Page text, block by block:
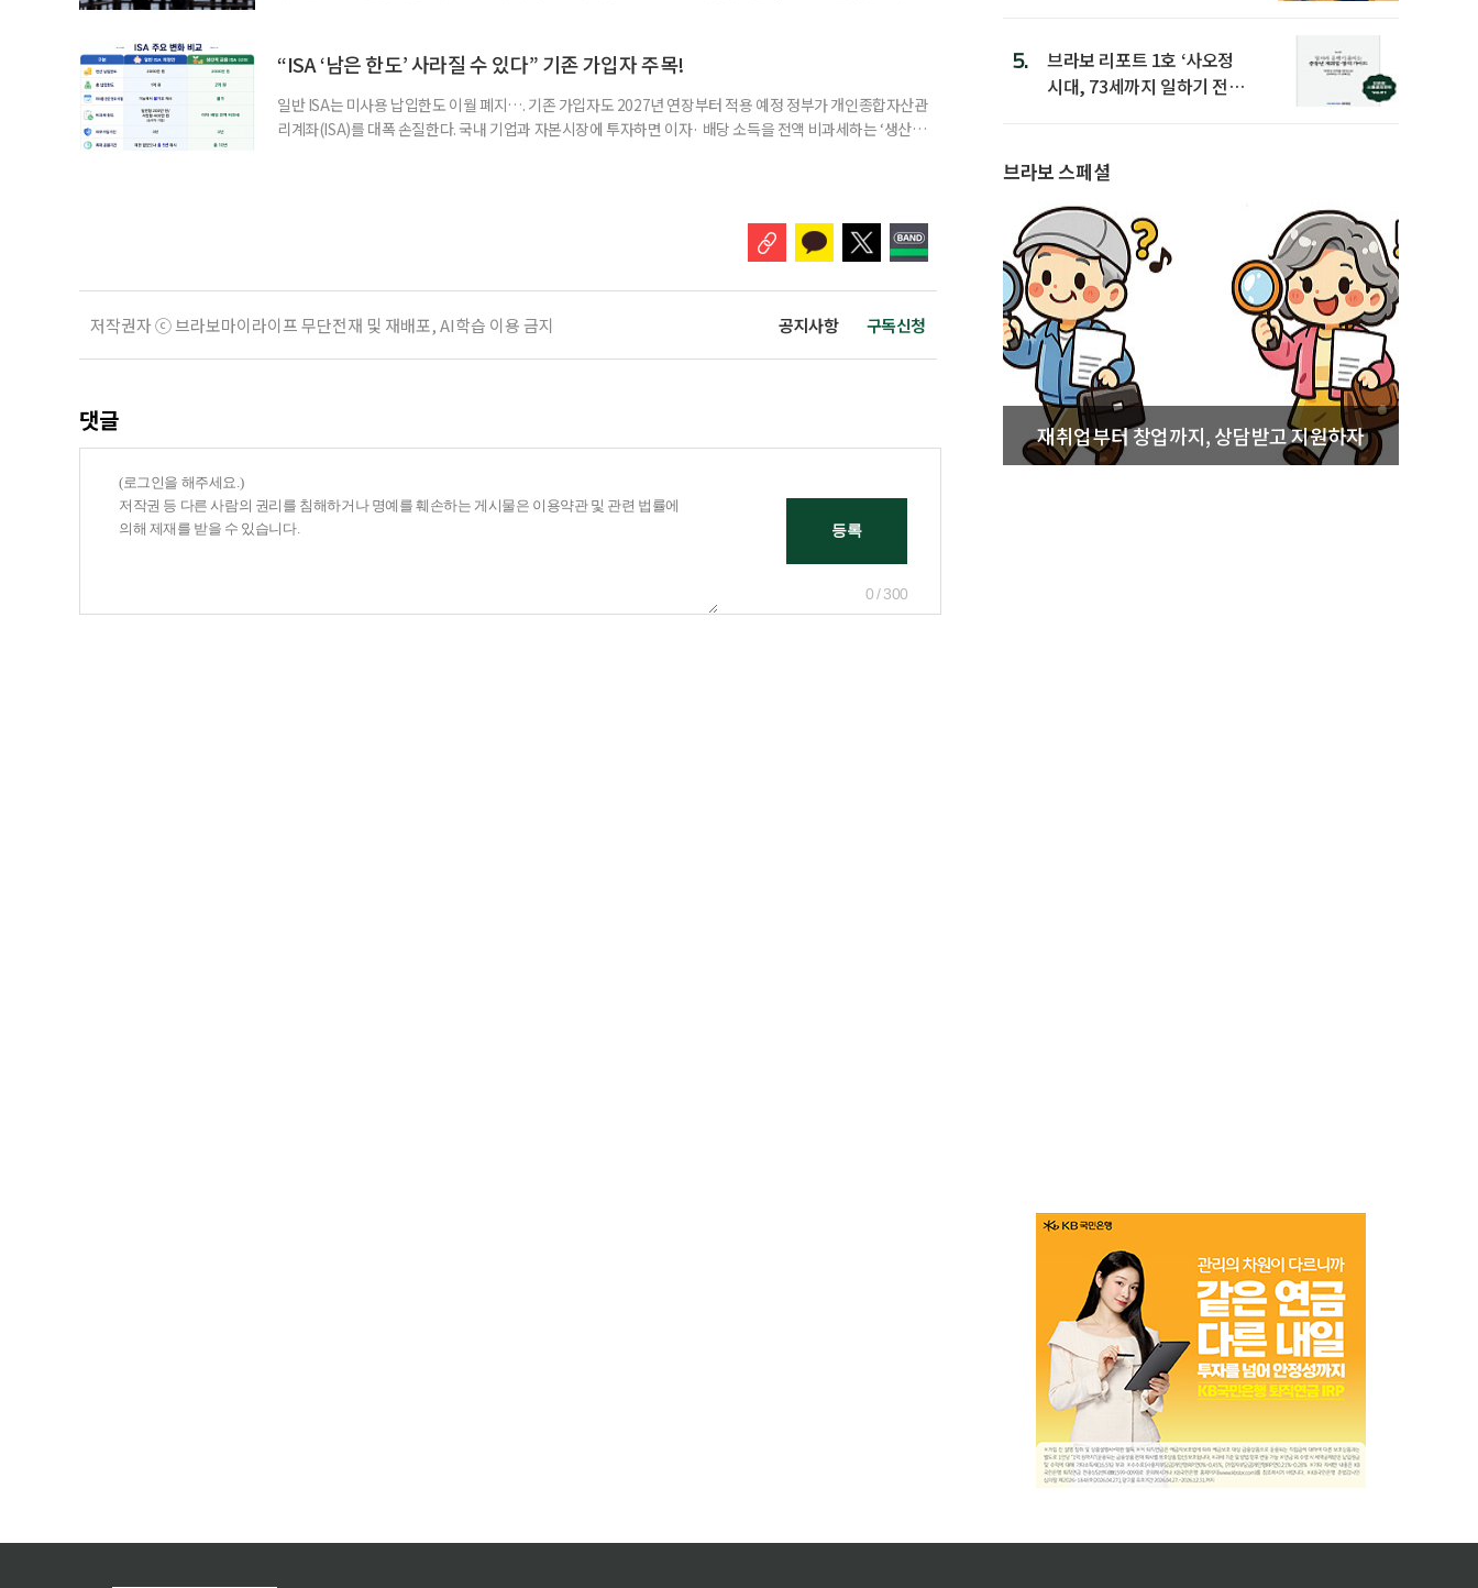
부가 각자 집 한 채씩을 보유하면 한 세대가 두 채를 가진 것으로 보지만, 실제 이혼해 주거와 생계를 분
“ISA ‘남은 한도’ 사라질 수 있다” 기존 가입자 주목!
일반 ISA는 미사용 납입한도 이월 폐지…. 기존 가입자도 2027년 연장부터 적용 예정 정부가 개인종합자산관
리계좌(ISA)를 대폭 손질한다. 국내 기업과 자본시장에 투자하면 이자· 배당 소득을 전액 비과세하는 ‘생산적
저작권자 ⓒ 브라보마이라이프 무단전재 및 재배포, AI학습 이용 금지 공지사항 구독신청
댓글
0 / 300
5.
브라보 리포트 1호 ‘사오정
시대, 73세까지 일하기 전략’
브라보 스페셜
재취업부터 창업까지, 상담받고 지원하자